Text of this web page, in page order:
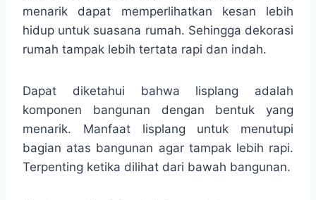
menarik dapat memperlihatkan kesan lebih
hidup untuk suasana rumah. Sehingga dekorasi
rumah tampak lebih tertata rapi dan indah.
Dapat diketahui bahwa lisplang adalah
komponen bangunan dengan bentuk yang
menarik. Manfaat lisplang untuk menutupi
bagian atas bangunan agar tampak lebih rapi.
Terpenting ketika dilihat dari bawah bangunan.